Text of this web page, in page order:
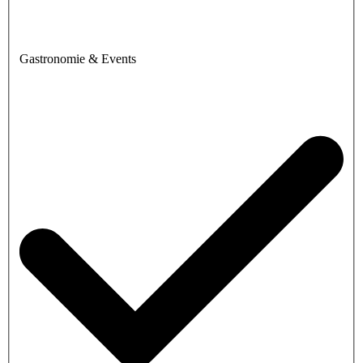
Gastronomie & Events